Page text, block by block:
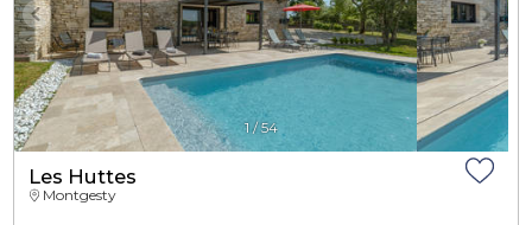
1/54
Les Huttes
Montgesty